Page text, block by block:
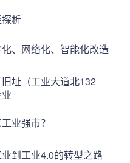
析
、网络化、智能化改造
址（工业大道北132
业强市？
到工业4.0的转型之路